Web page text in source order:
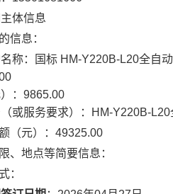
体信息
信息：
称：
国标 HM-Y220B-L20全自
： 9865.00
或服务要求）：
HM-Y220B-
（元）： 49325.00
、地点等简要信息：
：